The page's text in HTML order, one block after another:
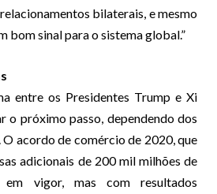
bilaterais, e mesmo
bom sinal para o sistema global.”
entre os Presidentes Trump e Xi
o próximo passo, dependendo dos
acordo de comércio de 2020, que
adicionais de 200 mil milhões de
em vigor, mas com resultados